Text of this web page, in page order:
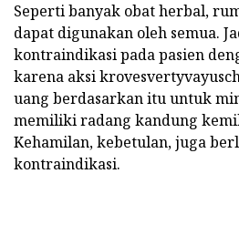
Seperti banyak obat herbal,
dapat digunakan oleh semua.
kontraindikasi pada pasien
karena aksi
uang berdasarkan itu untuk
memiliki radang kandung
Kehamilan, kebetulan, juga
kontraindikasi.